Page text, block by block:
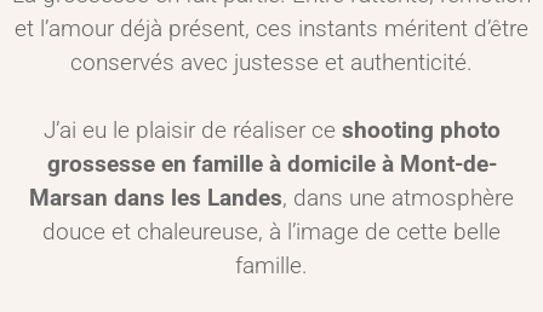
et l’amour déjà présent, ces instants méritent d’être
conservés avec justesse et authenticité.
J’ai eu le plaisir de réaliser ce shooting photo
grossesse en famille à domicile à Mont-de-
Marsan dans les Landes, dans une atmosphère
douce et chaleureuse, à l’image de cette belle
famille.